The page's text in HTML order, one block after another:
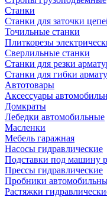
Станки
Станки для заточки
Точильные станки
Плиткорезы
Сверлильные станки
Станки для резки
Станки для гибки
Автотовары
Аксессуары
Домкраты
Лебедки автомобильные
Масленки
Мебель гаражная
Насосы гидравлические
Подставки под машину
Прессы гидравлические
Пробники
Растяжки